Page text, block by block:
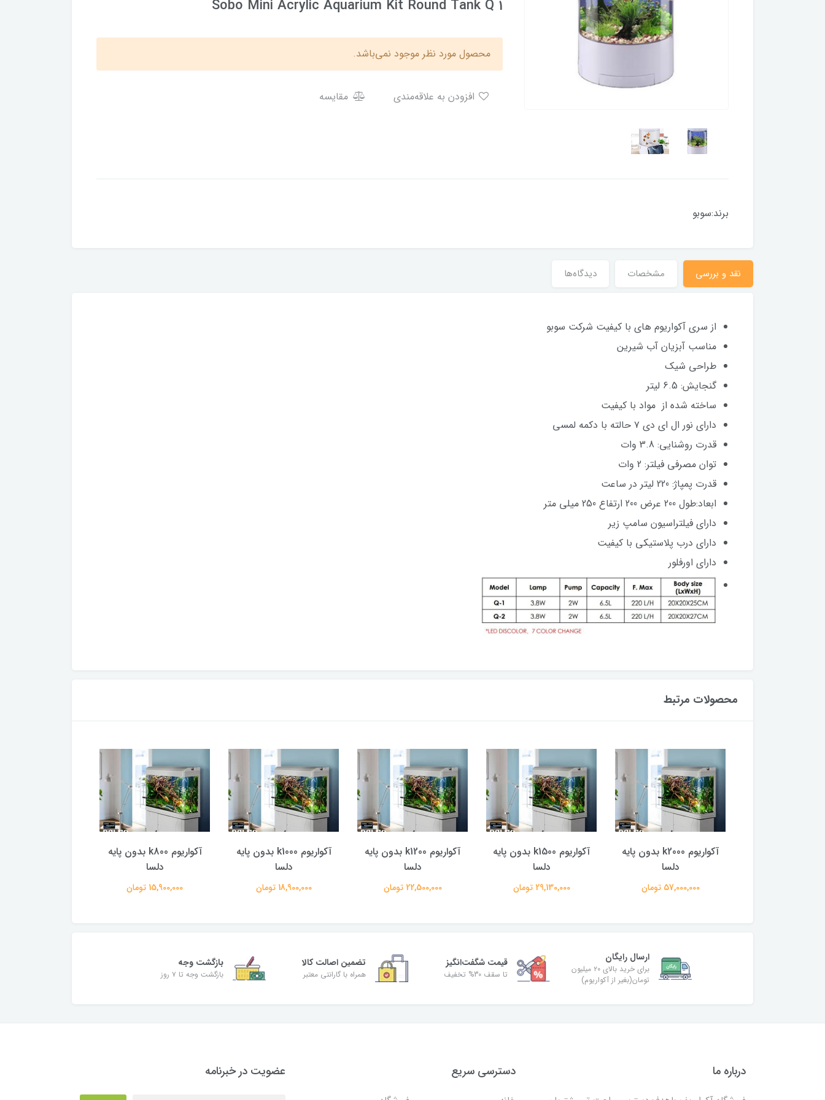
Sobo Mini Acrylic Aquarium Kit Round Tank Q 1
محصول مورد نظر موجود نمی‌باشد.
مقایسه
برند:سوبو
نقد و بررسی مشخصات دیدگاه‌ها
از سری آکواریوم های با کیفیت شرکت سوبو
مناسب آبزیان آب شیرین
طراحی شیک
گنجایش: 6.5 لیتر
ساخته شده از مواد با کیفیت
دارای نور ال ای دی ۷ حالته با دکمه لمسی
قدرت روشنایی: 3.8 وات
توان مصرفی فیلتر: 2 وات
قدرت پمپاژ: 220 لیتر در ساعت
ابعاد:طول 200 عرض 200 ارتفاع 250 میلی متر
دارای فیلتراسیون سامپ زیر
دارای درب پلاستیکی با کیفیت
دارای اورفلور
محصولات مرتبط
آکواریوم k2000 بدون پایه
دلسا
57,000,000 تومان
آکواریوم k1500 بدون پایه
دلسا
29,130,000 تومان
آکواریوم k1200 بدون پایه
دلسا
22,500,000 تومان
آکواریوم k1000 بدون پایه
دلسا
18,900,000 تومان
آکواریوم k800 بدون پایه
دلسا
15,900,000 تومان
ارسال رایگان
برای خرید بالای ۲۰ میلیون
تومان(بغیر از آکواریوم)
قیمت شگفت‌انگیز
تا سقف 30% تخفیف
تضمین اصالت کالا
همراه با گارانتی معتبر
بازگشت وجه
بازگشت وجه تا ۷ روز
درباره ما دسترسی سریع عضویت در خبرنامه